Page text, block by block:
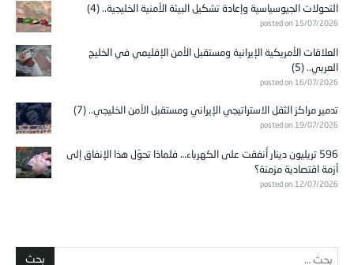
التحولات الجيوسياسية وإعادة تشكيل البيئة الأمنية الخليجية.. (4)
posted on 15/07/2026
العلاقات الأمريكية الإيرانية ومستقبل الأمن الإقليمي في الخليج
العربي.. (5)
posted on 16/07/2026
تدمير مراكز الثقل الاستراتيجي الإيراني ومستقبل الأمن الخليجي.. (7)
posted on 19/07/2026
596 تريليون دينار أُنفقت على الكهرباء… فلماذا تحوّل هذا الإنفاق إلى
أزمة اقتصادية مزمنة؟
posted on 12/07/2026